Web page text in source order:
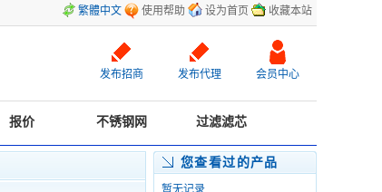
繁體中文 使用帮助 设为首页 收藏本站
发布招商 发布代理 会员中心
报价 不锈钢网 过滤滤芯
您查看过的产品
暂无记录